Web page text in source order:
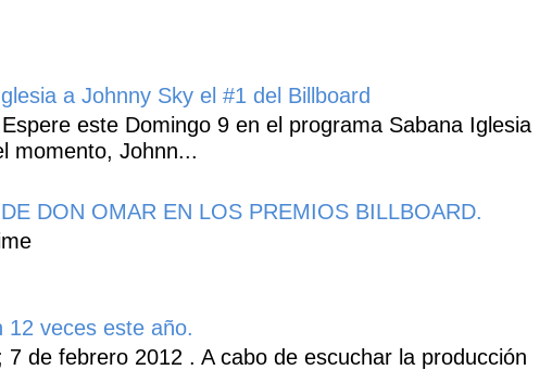
a Johnny Sky el #1 del Billboard
este Domingo 9 en el programa Sabana Iglesia
momento, Johnn...
DON OMAR EN LOS PREMIOS BILLBOARD.
12 veces este año.
de febrero 2012 . A cabo de escuchar la producción